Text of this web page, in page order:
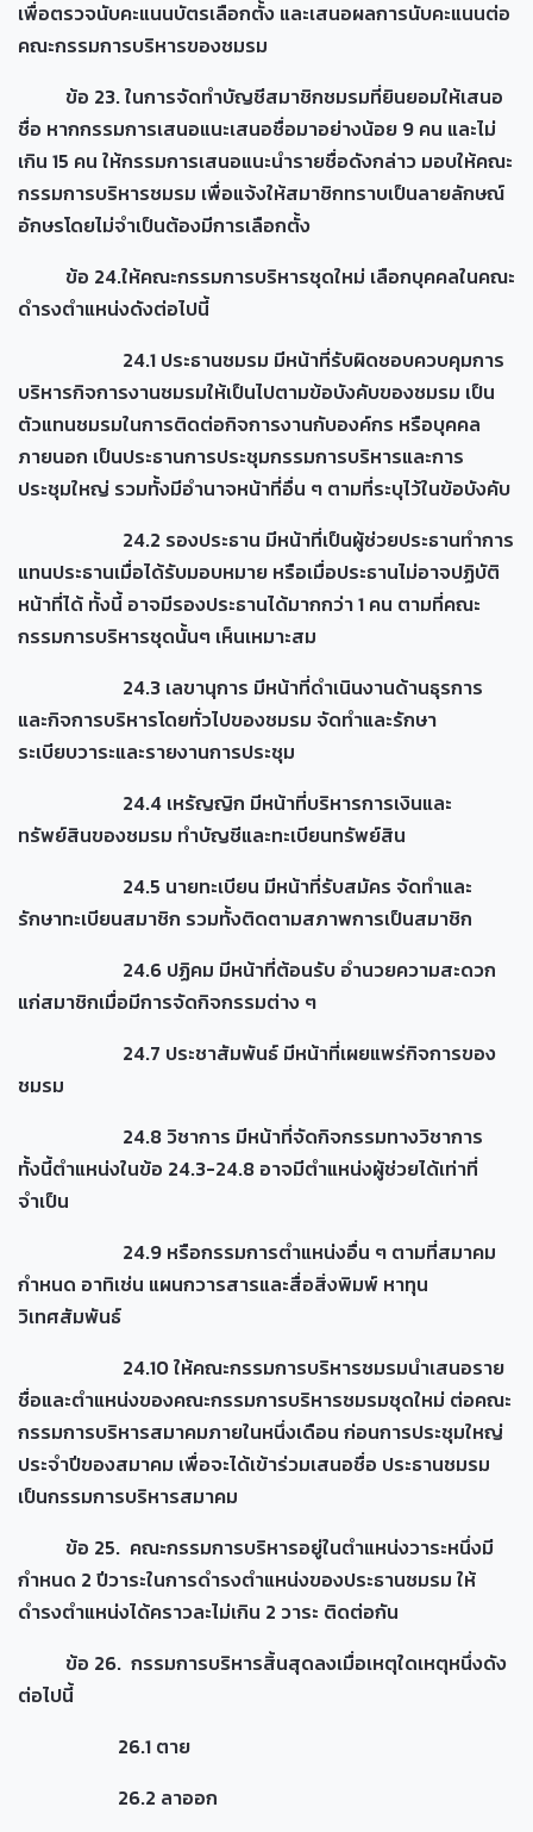
เพื่อตรวจนับคะแนนบัตรเลือกตั้ง และเสนอผลการนับคะแนนต่อ
คณะกรรมการบริหารของชมรม
ข้อ 23. ในการจัดทำบัญชีสมาชิกชมรมที่ยินยอมให้เสนอ
ชื่อ หากกรรมการเสนอแนะเสนอชื่อมาอย่างน้อย 9 คน และไม่
เกิน 15 คน ให้กรรมการเสนอแนะนำรายชื่อดังกล่าว มอบให้คณะ
กรรมการบริหารชมรม เพื่อแจ้งให้สมาชิกทราบเป็นลายลักษณ์
อักษรโดยไม่จำเป็นต้องมีการเลือกตั้ง
ข้อ 24.ให้คณะกรรมการบริหารชุดใหม่ เลือกบุคคลในคณะ
ดำรงตำแหน่งดังต่อไปนี้
24.1 ประธานชมรม มีหน้าที่รับผิดชอบควบคุมการ
บริหารกิจการงานชมรมให้เป็นไปตามข้อบังคับของชมรม เป็น
ตัวแทนชมรมในการติดต่อกิจการงานกับองค์กร หรือบุคคล
ภายนอก เป็นประธานการประชุมกรรมการบริหารและการ
ประชุมใหญ่ รวมทั้งมีอำนาจหน้าที่อื่น ๆ ตามที่ระบุไว้ในข้อบังคับ
24.2 รองประธาน มีหน้าที่เป็นผู้ช่วยประธานทำการ
แทนประธานเมื่อได้รับมอบหมาย หรือเมื่อประธานไม่อาจปฏิบัติ
หน้าที่ได้ ทั้งนี้ อาจมีรองประธานได้มากกว่า 1 คน ตามที่คณะ
กรรมการบริหารชุดนั้นๆ เห็นเหมาะสม
24.3 เลขานุการ มีหน้าที่ดำเนินงานด้านธุรการ
และกิจการบริหารโดยทั่วไปของชมรม จัดทำและรักษา
ระเบียบวาระและรายงานการประชุม
24.4 เหรัญญิก มีหน้าที่บริหารการเงินและ
ทรัพย์สินของชมรม ทำบัญชีและทะเบียนทรัพย์สิน
24.5 นายทะเบียน มีหน้าที่รับสมัคร จัดทำและ
รักษาทะเบียนสมาชิก รวมทั้งติดตามสภาพการเป็นสมาชิก
24.6 ปฏิคม มีหน้าที่ต้อนรับ อำนวยความสะดวก
แก่สมาชิกเมื่อมีการจัดกิจกรรมต่าง ๆ
24.7 ประชาสัมพันธ์ มีหน้าที่เผยแพร่กิจการของ
ชมรม
24.8 วิชาการ มีหน้าที่จัดกิจกรรมทางวิชาการ
ทั้งนี้ตำแหน่งในข้อ 24.3-24.8 อาจมีตำแหน่งผู้ช่วยได้เท่าที่
จำเป็น
24.9 หรือกรรมการตำแหน่งอื่น ๆ ตามที่สมาคม
กำหนด อาทิเช่น แผนกวารสารและสื่อสิ่งพิมพ์ หาทุน
วิเทศสัมพันธ์
24.10 ให้คณะกรรมการบริหารชมรมนำเสนอราย
ชื่อและตำแหน่งของคณะกรรมการบริหารชมรมชุดใหม่ ต่อคณะ
กรรมการบริหารสมาคมภายในหนึ่งเดือน ก่อนการประชุมใหญ่
ประจำปีของสมาคม เพื่อจะได้เข้าร่วมเสนอชื่อ ประธานชมรม
เป็นกรรมการบริหารสมาคม
ข้อ 25. คณะกรรมการบริหารอยู่ในตำแหน่งวาระหนึ่งมี
กำหนด 2 ปีวาระในการดำรงตำแหน่งของประธานชมรม ให้
ดำรงตำแหน่งได้คราวละไม่เกิน 2 วาระ ติดต่อกัน
ข้อ 26. กรรมการบริหารสิ้นสุดลงเมื่อเหตุใดเหตุหนึ่งดัง
ต่อไปนี้
26.1 ตาย
26.2 ลาออก